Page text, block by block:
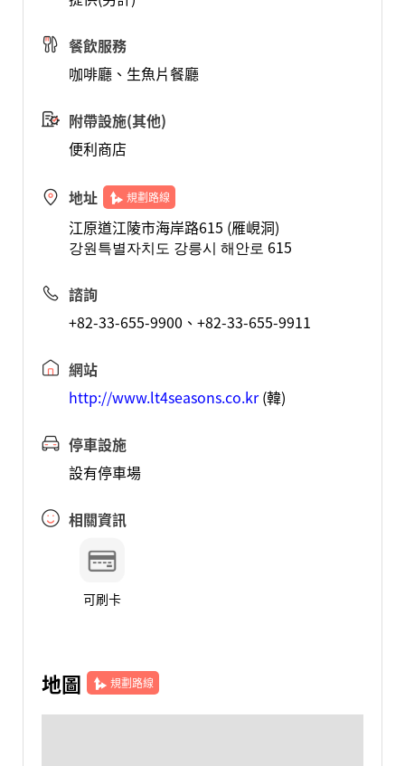
餐飲服務
咖啡廳、生魚片餐廳
附帶設施(其他)
便利商店
地址 規劃路線
江原道江陵市海岸路615 (雁峴洞)
강원특별자치도 강릉시 해안로 615
諮詢
+82-33-655-9900、+82-33-655-9911
網站
http://www.lt4seasons.co.kr(韓)
停車設施
設有停車場
相關資訊
可刷卡
地圖 規劃路線